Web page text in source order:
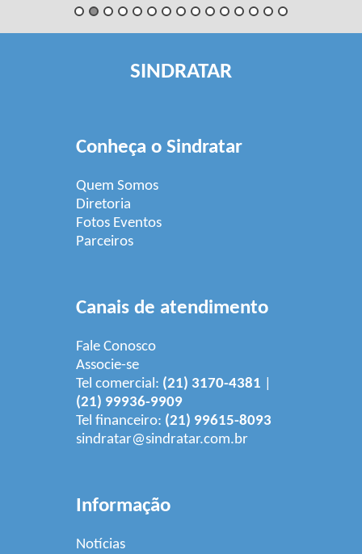
SINDRATAR
Conheça o Sindratar
Quem Somos
Diretoria
Fotos Eventos
Parceiros
Canais de atendimento
Fale Conosco
Associe-se
Tel comercial: (21) 3170-4381
(21) 99936-9909
Tel financeiro: (21) 99615-8093
sindratar@sindratar.com.br
Informação
Notícias